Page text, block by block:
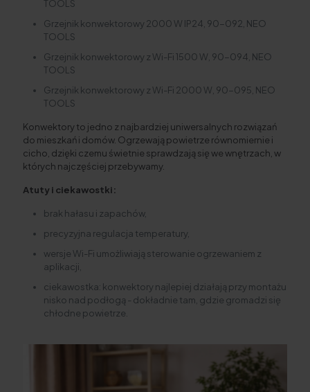
TOOLS
Grzejnik konwektorowy 2000 W IP24, 90-092, NEO
TOOLS
Grzejnik konwektorowy z Wi-Fi 1500 W, 90-094, NEO
TOOLS
Grzejnik konwektorowy z Wi-Fi 2000 W, 90-095, NEO
TOOLS
Konwektory to jedno z najbardziej uniwersalnych rozwiązań
do mieszkań i domów. Ogrzewają powietrze równomiernie i
cicho, dzięki czemu świetnie sprawdzają się we wnętrzach, w
których najczęściej przebywamy.
Atuty i ciekawostki:
brak hałasu i zapachów,
precyzyjna regulacja temperatury,
wersje Wi-Fi umożliwiają sterowanie ogrzewaniem z
aplikacji,
ciekawostka: konwektory najlepiej działają przy montażu
nisko nad podłogą - dokładnie tam, gdzie gromadzi się
chłodne powietrze.